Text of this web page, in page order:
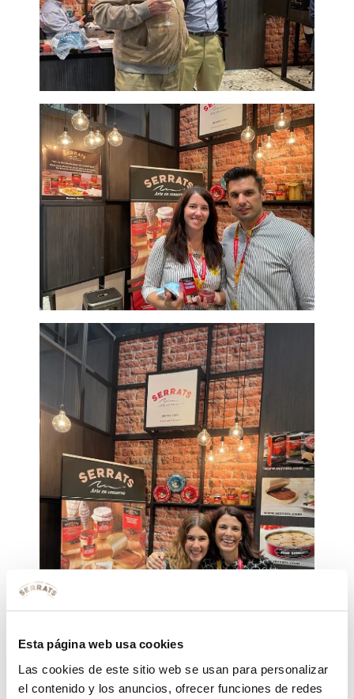
Esta página web usa cookies
Las cookies de este sitio web se usan para personalizar
el contenido y los anuncios, ofrecer funciones de redes